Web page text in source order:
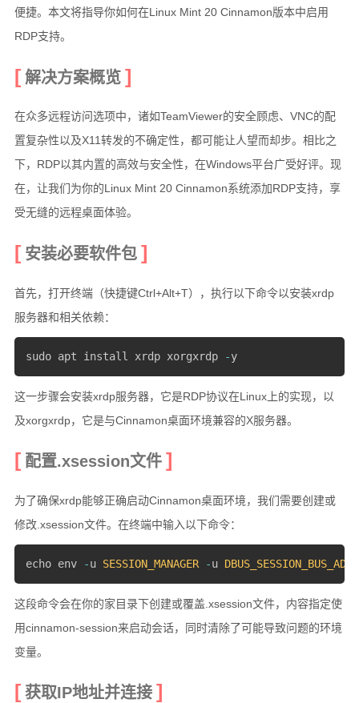
便捷。本文将指导你如何在Linux Mint 20 Cinnamon版本中启用
RDP支持。
解决方案概览
在众多远程访问选项中，诸如TeamViewer的安全顾虑、VNC的配
置复杂性以及X11转发的不确定性，都可能让人望而却步。相比之
下，RDP以其内置的高效与安全性，在Windows平台广受好评。现
在，让我们为你的Linux Mint 20 Cinnamon系统添加RDP支持，享
受无缝的远程桌面体验。
安装必要软件包
首先，打开终端（快捷键Ctrl+Alt+T），执行以下命令以安装xrdp
服务器和相关依赖：
sudo apt install xrdp xorgxrdp -y
这一步骤会安装xrdp服务器，它是RDP协议在Linux上的实现，以
及xorgxrdp，它是与Cinnamon桌面环境兼容的X服务器。
配置.xsession文件
为了确保xrdp能够正确启动Cinnamon桌面环境，我们需要创建或
修改.xsession文件。在终端中输入以下命令：
echo env -u SESSION_MANAGER -u
这段命令会在你的家目录下创建或覆盖.xsession文件，内容指定使
用cinnamon-session来启动会话，同时清除了可能导致问题的环境
变量。
获取IP地址并连接
硬件随笔
邻居
留言
关于
捐赠
归档